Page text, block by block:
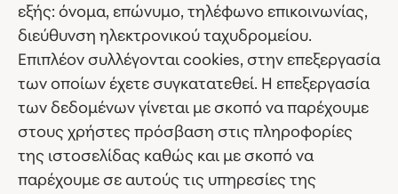
εξής: όνομα, επώνυμο, τηλέφωνο επικοινωνίας,
διεύθυνση ηλεκτρονικού ταχυδρομείου.
Επιπλέον συλλέγονται cookies, στην επεξεργασία
των οποίων έχετε συγκατατεθεί. Η επεξεργασία
των δεδομένων γίνεται με σκοπό να παρέχουμε
στους χρήστες πρόσβαση στις πληροφορίες
της ιστοσελίδας καθώς και με σκοπό να
παρέχουμε σε αυτούς τις υπηρεσίες της